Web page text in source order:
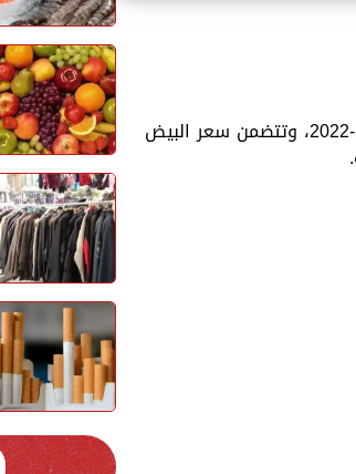
تقدم «الزمان» في هذا الموضوع تفاصيل سعر كرتونة البيض اليوم الخميس 6-10-2022، وتتضمن سعر البيض